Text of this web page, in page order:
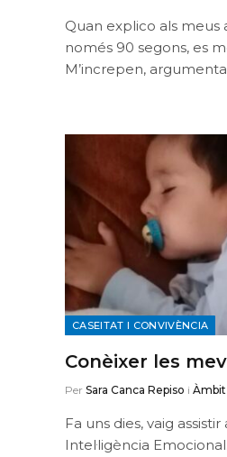
Quan explico als meus
només 90 segons, es
M’increpen,
CASEITAT I CONVIVÈNCIA
Conèixer les
Per Sara Canca Repiso i Àmbit
Fa uns dies, vaig
Intel·ligència